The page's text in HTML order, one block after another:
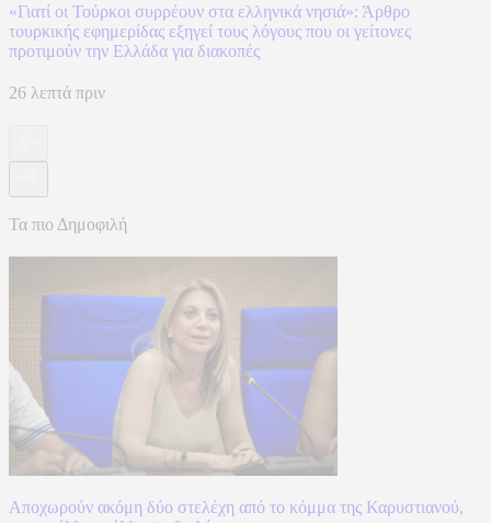
«Γιατί οι Τούρκοι συρρέουν στα ελληνικά νησιά»: Άρθρο
τουρκικής εφημερίδας εξηγεί τους λόγους που οι γείτονες
προτιμούν την Ελλάδα για διακοπές
26 λεπτά πριν
Τα πιο Δημοφιλή
Αποχωρούν ακόμη δύο στελέχη από το κόμμα της Καρυστιανού,